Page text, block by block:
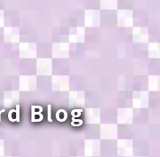
Blog